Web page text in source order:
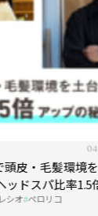
｢Oops」
まの“言え
う？ ＃01
PR oops